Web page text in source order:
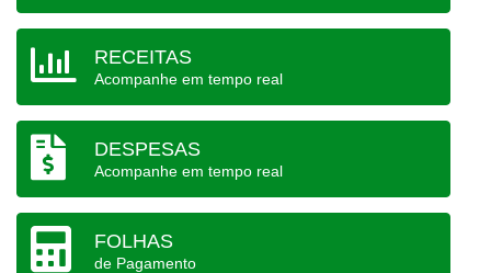
RECEITAS
Acompanhe em tempo real
DESPESAS
Acompanhe em tempo real
FOLHAS
de Pagamento